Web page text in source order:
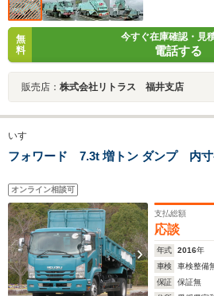
無
料
今すぐ在庫確認・見
電話する
販売店： 株式会社リトラス 福井支店
いすゞ
フォワード 7.3t 増トン ダンプ 内寸
オンライン相談可
支払総額
応談
年式 2016年
車検
車検整備
保証
保証無